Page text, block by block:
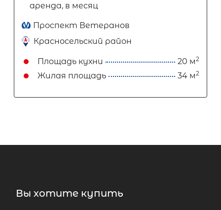
аренда, в месяц
Проспект Ветеранов
Красносельский район
Площадь кухни 20 м2
Жилая площадь 34 м2
Вы хотите купить